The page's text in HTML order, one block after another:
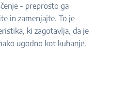
- preprosto ga
in zamenjajte. To je
ki zagotavlja, da je
ugodno kot kuhanje.